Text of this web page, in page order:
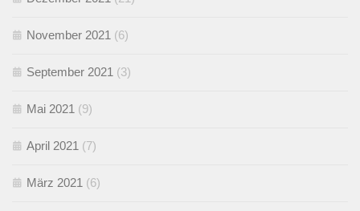
November 2021 (6)
September 2021 (3)
Mai 2021 (9)
April 2021 (7)
März 2021 (6)